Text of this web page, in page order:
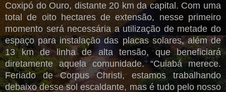
Coxipó do Ouro, distante 20 km da capital. Com uma
total de oito hectares de extensão, nesse primeiro
momento será necessária a utilização de metade do
espaço para instalação das placas solares, além de
13 km de linha de alta tensão, que beneficiará
diretamente aquela comunidade. “Cuiabá merece.
Feriado de Corpus Christi, estamos trabalhando
debaixo desse sol escaldante, mas é tudo pelo nosso